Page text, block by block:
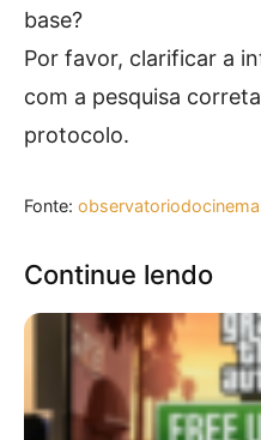
base?
Por favor, clarificar a
com a pesquisa
protocolo.
Fonte:
Continue lendo